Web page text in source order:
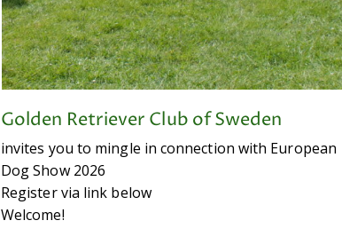
Golden Retriever Club of Sweden
invites you to mingle in connection with European
Dog Show 2026
Register via link below
Welcome!